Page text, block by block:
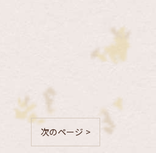
次のページ >